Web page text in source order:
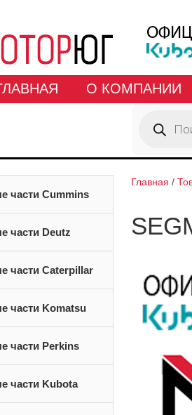
О КОМПАНИИ
товаров
части Cummins
части Deutz
части Caterpillar
части Komatsu
части Perkins
части Kubota
Главная /